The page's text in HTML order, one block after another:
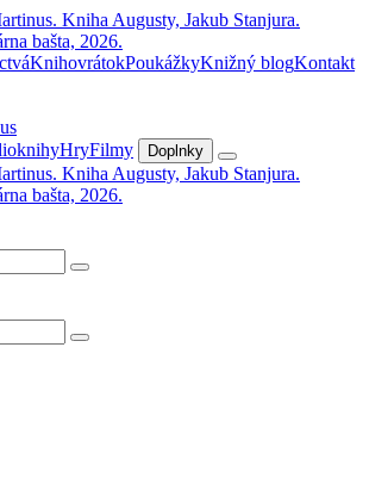
KnihovrátokPoukážkyKnižný blogKontakt
HryFilmy Doplnky